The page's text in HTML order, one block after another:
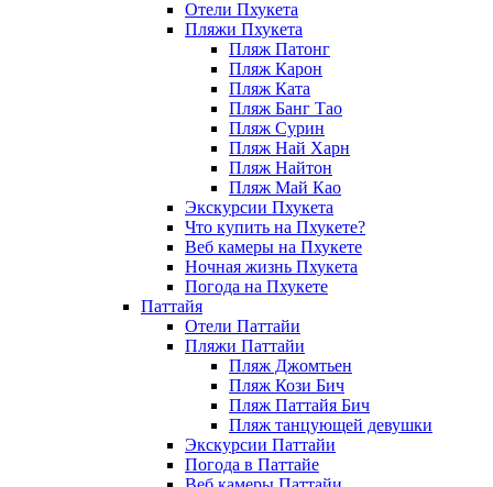
Отели Пхукета
Пляжи Пхукета
Пляж Патонг
Пляж Карон
Пляж Ката
Пляж Банг Тао
Пляж Сурин
Пляж Най Харн
Пляж Найтон
Пляж Май Као
Экскурсии Пхукета
Что купить на Пхукете?
Веб камеры на Пхукете
Ночная жизнь Пхукета
Погода на Пхукете
Паттайя
Отели Паттайи
Пляжи Паттайи
Пляж Джомтьен
Пляж Кози Бич
Пляж Паттайя Бич
Пляж танцующей девушки
Экскурсии Паттайи
Погода в Паттайе